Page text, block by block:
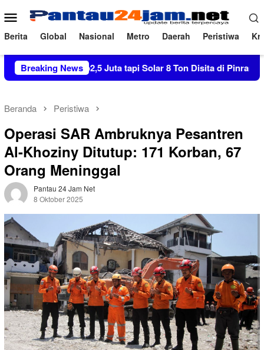
ke
konten
Menu
Mobile
Berita Global Nasional Metro Daerah Peristiwa
Breaking News
Rp2,5 Juta tapi Solar 8 Ton Disita di Pinrang
Beranda Peristiwa
Operasi SAR Ambruknya Pesantren
Al-Khoziny Ditutup: 171 Korban, 67
Orang Meninggal
Pantau 24 Jam Net
8 Oktober 2025